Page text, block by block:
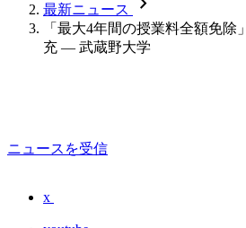
最新ニュース
「最大4年間の授業料全額免
充 — 武蔵野大学
ニュースを受信
x